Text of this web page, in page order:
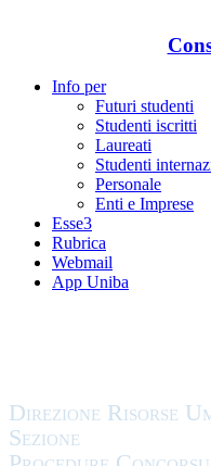
Info per
Futuri studenti
Studenti iscritti
Laureati
Studenti
Personale
Enti e Imprese
Esse3
Rubrica
Webmail
App Uniba